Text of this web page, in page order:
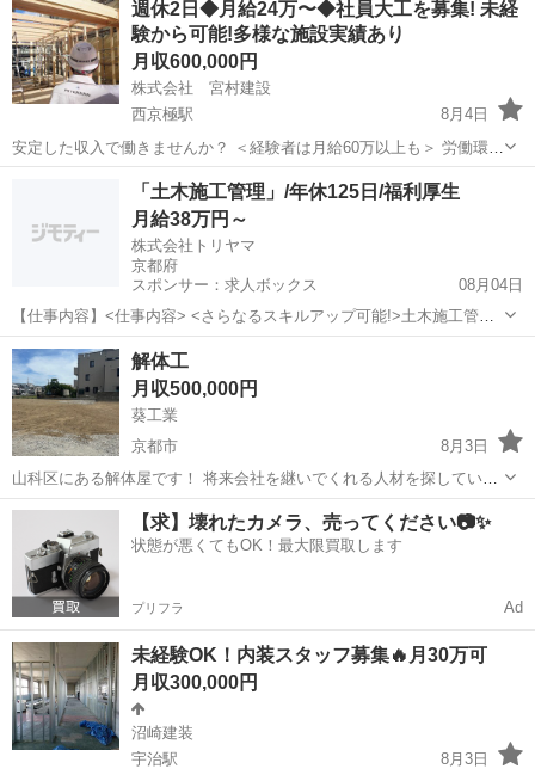
ます。 仕事は切れずにずっとあるので比較的安定して稼ぐことができ
ます。 基本直行直帰なので...
週休2日◆月給24万〜◆社員大工を募集! 未経
験から可能!多様な施設実績あり
月収600,000円
株式会社 宮村建設
西京極駅
8月4日
安定した収入で働きませんか？ ＜経験者は月給60万以上も＞ 労働環境
が過酷だから高いという訳ではありません。 会社の成長に必要なあな
たの資格とスキルを評価し、高水準の報酬を提示します。 ＜未経験で
も月給24万以上...
西京極駅 大工 社員
「土木施工管理」/年休125日/福利厚生
月給38万円～
株式会社トリヤマ
京都府
スポンサー：求人ボックス
08月04日
【仕事内容】<仕事内容> <さらなるスキルアップ可能!>土木施工管理
をお任せ!現場メンバーとの打合せ、発注者との立会い、作業指示、安
全点検、進捗管理、書類作成など 土木工事現場の管理をお任せしま
す。 現場のメンバーとの打合せ 発注...
正社員
解体工
月収500,000円
葵工業
京都市
8月3日
山科区にある解体屋です！ 将来会社を継いでくれる人材を探していま
す。 経験者大歓迎です‼️ 重機乗れるオペ、手元、ダンプ乗り探してい
全然乗ります‼️ や...
京都 京都市 その他 解体屋
【求】壊れたカメラ、売ってください📷✨
状態が悪くてもOK！最大限買取します
プリフラ Ad
未経験OK！内装スタッフ募集🔥月30万可
月収300,000円
沼崎建装
宇治駅
8月3日